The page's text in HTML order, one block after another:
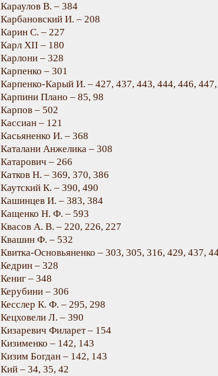
Караулов В. – 384
Карбановский И. – 208
Карин С. – 227
Карл XII – 180
Карлони – 328
Карпенко – 301
Карпенко-Карый И. – 427, 437, 443, 444, 446,
Карпини Плано – 85, 98
Карпов – 502
Кассиан – 121
Касьяненко И. – 368
Каталани Анжелика – 308
Катарович – 266
Катков Н. – 369, 370, 386
Каутский К. – 390, 490
Кашинцев И. – 383, 384
Кащенко Н. Ф. – 593
Квасов А. В. – 220, 226, 227
Квашин Ф. – 532
Квитка-Основьяненко – 303, 305, 316, 429, 437,
Кедрин – 328
Кениг – 348
Керубини – 306
Кесслер К. Ф. – 295, 298
Кецховели Л. – 390
Кизаревич Филарет – 154
Кизименко – 142, 143
Кизим Богдан – 142, 143
Кий – 34, 35, 42